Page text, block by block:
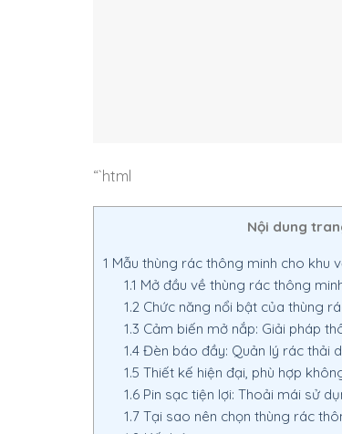
“`html
Nội dung
1 Mẫu thùng rác thông minh cho khu
1.1 Mở đầu về thùng rác thông
1.2 Chức năng nổi bật của thùng
1.3 Cảm biến mở nắp: Giải pháp
1.4Đèn báo đầy: Quản lý rác thải
1.5 Thiết kế hiện đại, phù hợp
1.6Pin sạc tiện lợi: Thoải mái sử
1.7Tại sao nên chọn thùng rác